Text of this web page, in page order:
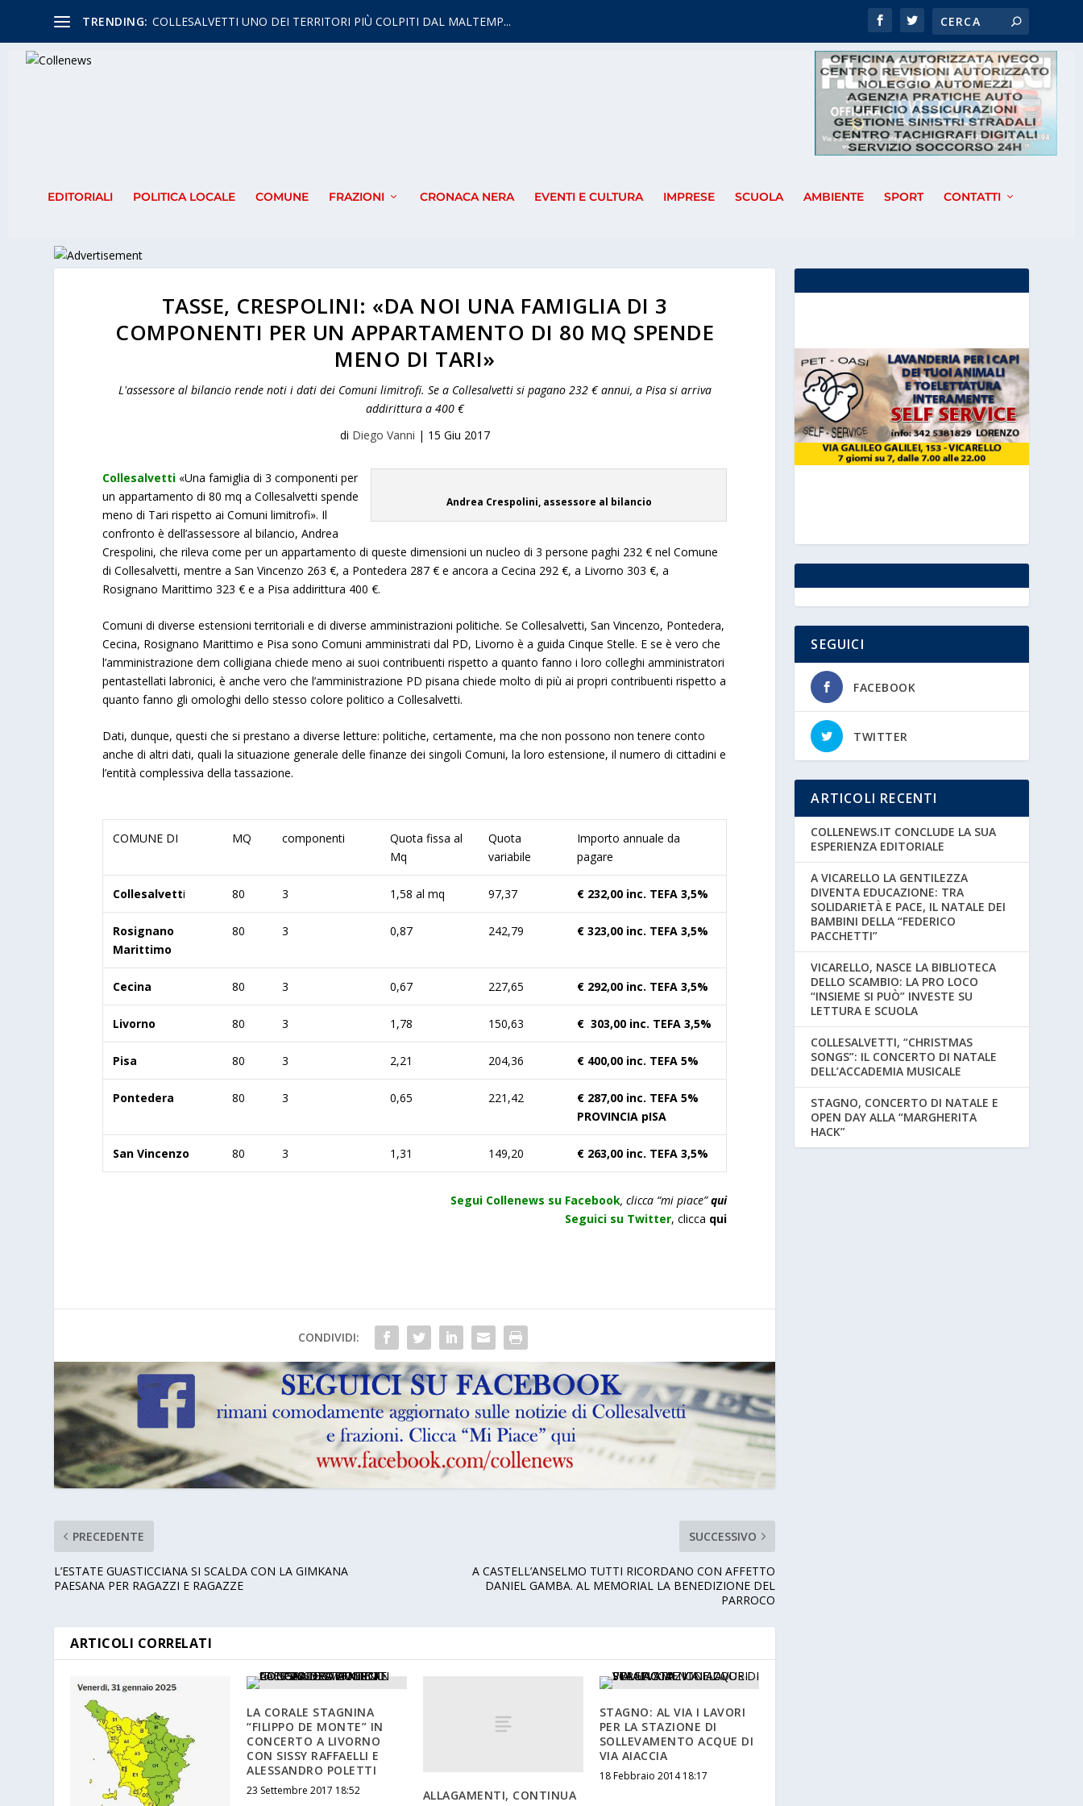
TRENDING: COLLESALVETTI UNO DEI TERRITORI PIÙ COLPITI DAL MALTEMP...
EDITORIALI POLITICA LOCALE COMUNE FRAZIONI CRONACA NERA EVENTI E CULTURA IMPRESE SCUOLA AMBIENTE SPORT CONTATTI
TASSE, CRESPOLINI: «DA NOI UNA FAMIGLIA DI 3
COMPONENTI PER UN APPARTAMENTO DI 80 MQ SPENDE
MENO DI TARI»
L'assessore al bilancio rende noti i dati dei Comuni limitrofi. Se a Collesalvetti si pagano 232 € annui, a Pisa si arriva
addirittura a 400 €
di Diego Vanni | 15 Giu 2017
Andrea Crespolini, assessore al bilancio
Collesalvetti «Una famiglia di 3 componenti per
un appartamento di 80 mq a Collesalvetti spende
meno di Tari rispetto ai Comuni limitrofi». Il
confronto è dell’assessore al bilancio, Andrea
Crespolini, che rileva come per un appartamento di queste dimensioni un nucleo di 3 persone paghi 232 € nel Comune
di Collesalvetti, mentre a San Vincenzo 263 €, a Pontedera 287 € e ancora a Cecina 292 €, a Livorno 303 €, a
Rosignano Marittimo 323 € e a Pisa addirittura 400 €.
Comuni di diverse estensioni territoriali e di diverse amministrazioni politiche. Se Collesalvetti, San Vincenzo, Pontedera,
Cecina, Rosignano Marittimo e Pisa sono Comuni amministrati dal PD, Livorno è a guida Cinque Stelle. E se è vero che
l’amministrazione dem colligiana chiede meno ai suoi contribuenti rispetto a quanto fanno i loro colleghi amministratori
pentastellati labronici, è anche vero che l’amministrazione PD pisana chiede molto di più ai propri contribuenti rispetto a
quanto fanno gli omologhi dello stesso colore politico a Collesalvetti.
Dati, dunque, questi che si prestano a diverse letture: politiche, certamente, ma che non possono non tenere conto
anche di altri dati, quali la situazione generale delle finanze dei singoli Comuni, la loro estensione, il numero di cittadini e
l’entità complessiva della tassazione.
COMUNE DI MQ componenti
Quota fissa al
Mq
Quota
variabile
Importo annuale da
pagare
Collesalvetti 80 3 1,58 al mq 97,37 € 232,00 inc. TEFA 3,5%
Rosignano
Marittimo
80 3 0,87 242,79 € 323,00 inc. TEFA 3,5%
Cecina 80 3 0,67 227,65 € 292,00 inc. TEFA 3,5%
Livorno 80 3 1,78 150,63 € 303,00 inc. TEFA 3,5%
Pisa 80 3 2,21 204,36 € 400,00 inc. TEFA 5%
Pontedera 80 3 0,65 221,42
€ 287,00 inc. TEFA 5%
PROVINCIA pISA
San Vincenzo 80 3 1,31 149,20
€ 263,00 inc. TEFA 3,5%
Segui Collenews su Facebook, clicca “mi piace” qui
Seguici su Twitter,clicca qui
CONDIVIDI:
PRECEDENTE
L’ESTATE GUASTICCIANA SI SCALDA CON LA GIMKANA
PAESANA PER RAGAZZI E RAGAZZE
SUCCESSIVO
A CASTELL’ANSELMO TUTTI RICORDANO CON AFFETTO
DANIEL GAMBA. AL MEMORIAL LA BENEDIZIONE DEL
PARROCO
ARTICOLI CORRELATI
LA CORALE STAGNINA
“FILIPPO DE MONTE” IN
CONCERTO A LIVORNO
CON SISSY RAFFAELLI E
ALESSANDRO POLETTI
23 Settembre 2017 18:52
ALLAGAMENTI, CONTINUA
STAGNO: AL VIA I LAVORI
PER LA STAZIONE DI
SOLLEVAMENTO ACQUE DI
VIA AIACCIA
18 Febbraio 2014 18:17
SEGUICI
FACEBOOK
TWITTER
ARTICOLI RECENTI
COLLENEWS.IT CONCLUDE LA SUA
ESPERIENZA EDITORIALE
A VICARELLO LA GENTILEZZA
DIVENTA EDUCAZIONE: TRA
SOLIDARIETÀ E PACE, IL NATALE DEI
BAMBINI DELLA “FEDERICO
PACCHETTI”
VICARELLO, NASCE LA BIBLIOTECA
DELLO SCAMBIO: LA PRO LOCO
“INSIEME SI PUÒ” INVESTE SU
LETTURA E SCUOLA
COLLESALVETTI, “CHRISTMAS
SONGS”: IL CONCERTO DI NATALE
DELL’ACCADEMIA MUSICALE
STAGNO, CONCERTO DI NATALE E
OPEN DAY ALLA “MARGHERITA
HACK”